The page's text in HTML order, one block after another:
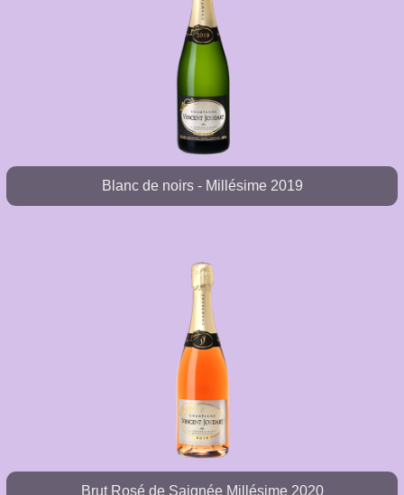
Blanc de noirs - Millésime 2019
Brut Rosé de Saignée Millésime 2020